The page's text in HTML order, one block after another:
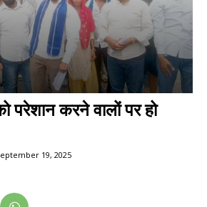
परेशान करने वालों पर हो
19, 2025